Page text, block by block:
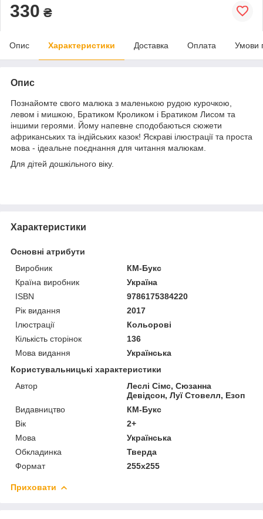
330 ₴
Опис Характеристики Доставка Оплата Умови
Опис
Познайомте свого малюка з маленькою рудою курочкою,
левом і мишкою, Братиком Кроликом і Братиком Лисом та
іншими героями. Йому напевне сподобаються сюжети
африканських та індійських казок! Яскраві ілюстрації та проста
мова - ідеальне поєднання для читання малюкам.
Для дітей дошкільного віку.
Характеристики
Основні атрибути
Виробник
КМ-Букс
Країна виробник
Україна
ISBN
9786175384220
Рік видання
2017
Ілюстрації
Кольорові
Кількість сторінок
136
Мова видання
Українська
Користувальницькі характеристики
Автор
Леслі Сімс, Сюзанна
Девідсон, Луї Стовелл, Езоп
Видавництво
КМ-Букс
Вік
2+
Мова
Українська
Обкладинка
Тверда
Формат
255x255
Приховати